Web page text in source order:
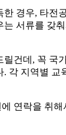
경우, 타전
는 서류를 갖
건데, 꼭 국
각 지역별 교
연락을 취